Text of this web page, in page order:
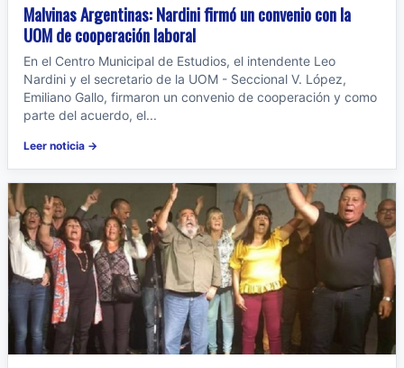
Malvinas Argentinas: Nardini firmó un convenio con la
UOM de cooperación laboral
En el Centro Municipal de Estudios, el intendente Leo
Nardini y el secretario de la UOM - Seccional V. López,
Emiliano Gallo, firmaron un convenio de cooperación y como
parte del acuerdo, el...
Leer noticia →